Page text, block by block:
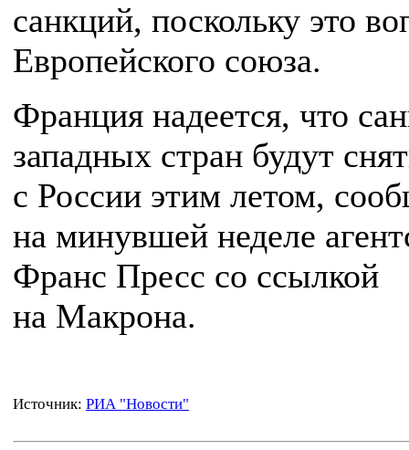
санкций, поскольку это
Европейского союза.
Франция надеется, что
западных стран будут
с России этим летом,
на минувшей неделе
Франс Пресс со ссылкой
на Макрона.
Источник: РИА "Новости"